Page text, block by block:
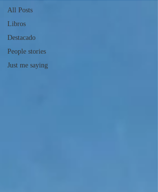
All Posts
Libros
Destacado
People stories
Just me saying